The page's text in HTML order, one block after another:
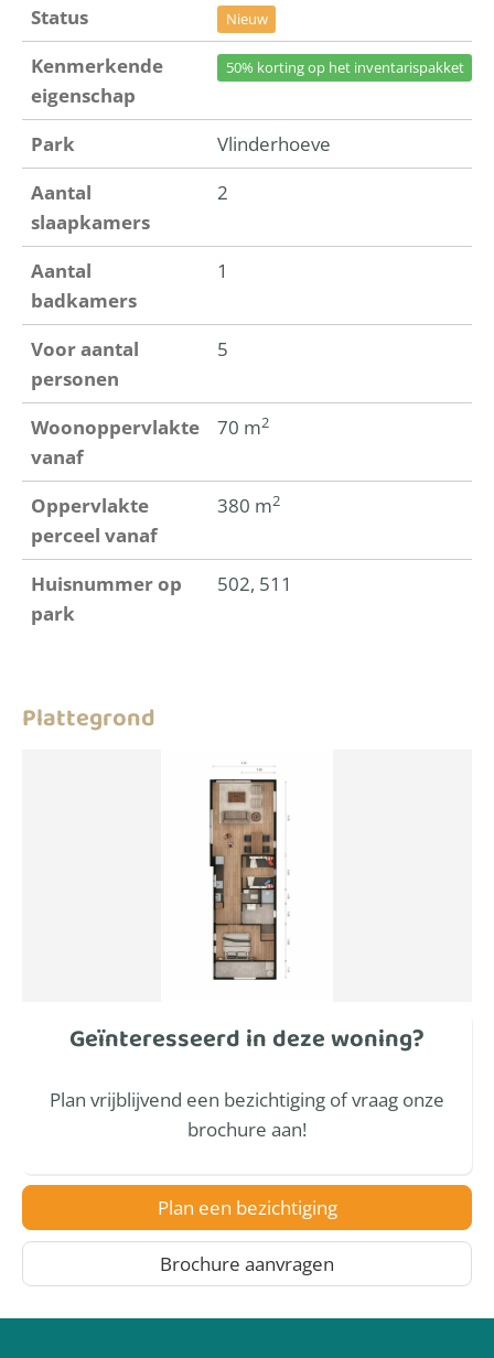
Status Nieuw
Kenmerkende
eigenschap
50% korting op het inventarispakket
Park
Vlinderhoeve
Aantal
slaapkamers
2
Aantal
badkamers
1
Voor aantal
personen
5
Woonoppervlakte
vanaf
70 m2
Oppervlakte
perceel vanaf
380 m2
Huisnummer op
park
502, 511
Plattegrond
Geïnteresseerd in deze woning?
Plan vrijblijvend een bezichtiging of vraag onze
brochure aan!
Plan een bezichtiging
Brochure aanvragen